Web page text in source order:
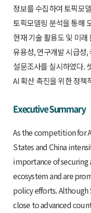
정보를 수집하여 토픽모
토픽모델링 분석을 통해
현재 기술 활용도 및 미
유용성, 연구개발 시급성
설문조사를 실시하였다.
AI 확산 촉진을 위한 정책
Executive Summary
As the competition for
States and China
importance of
ecosystem and are
policy efforts. Although
close to advanced